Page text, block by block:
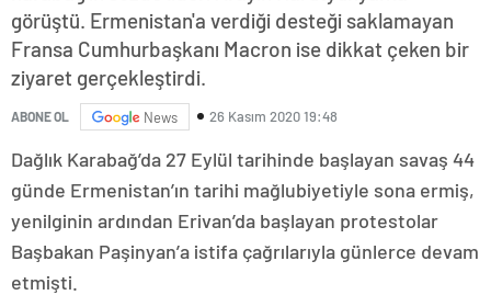
görüştü. Ermenistan'a verdiği desteği saklamayan
Fransa Cumhurbaşkanı Macron ise dikkat çeken bir
ziyaret gerçekleştirdi.
ABONE OL News 26 Kasım 2020 19:48
Dağlık Karabağ’da 27 Eylül tarihinde başlayan savaş 44
günde Ermenistan’ın tarihi mağlubiyetiyle sona ermiş,
yenilginin ardından Erivan’da başlayan protestolar
Başbakan Paşinyan’a istifa çağrılarıyla günlerce devam
etmişti.